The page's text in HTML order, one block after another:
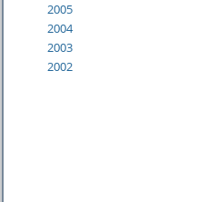
2005
2004
2003
2002